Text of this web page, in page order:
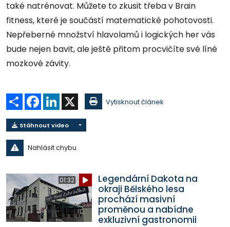
také natrénovat. Můžete to zkusit třeba v Brain
fitness, které je součástí matematické pohotovosti.
Nepřeberné množství hlavolamů i logických her vás
bude nejen bavit, ale ještě přitom procvičíte své líné
mozkové závity.
Sdílet Facebook
LinkedIn Vytisknout článek
Stáhnout video
Nahlásit chybu
01:32
Legendární Dakota na
okraji Bělského lesa
prochází masivní
proměnou a nabídne
exkluzivní gastronomii